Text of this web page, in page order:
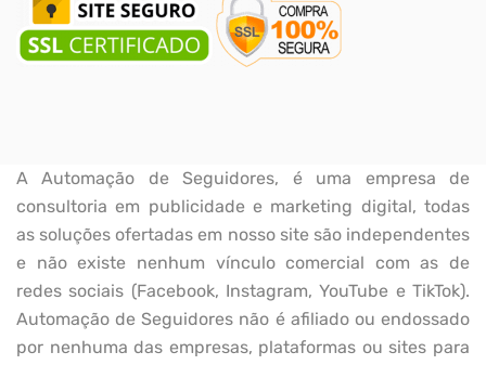
A Automação de Seguidores, é uma empresa de
consultoria em publicidade e marketing digital, todas
as soluções ofertadas em nosso site são independentes
e não existe nenhum vínculo comercial com as de
redes sociais (Facebook, Instagram, YouTube e TikTok).
Automação de Seguidores não é afiliado ou endossado
por nenhuma das empresas, plataformas ou sites para